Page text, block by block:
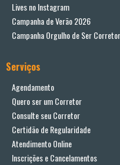
Lives no Instagram
Campanha de Verão 2026
Campanha Orgulho de Ser
Serviços
Agendamento
Quero ser um Corretor
Consulte seu Corretor
Certidão de Regularidade
Atendimento Online
Inscrições e Cancelamentos